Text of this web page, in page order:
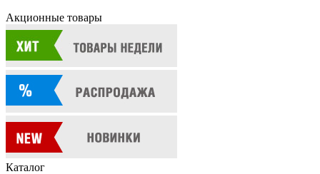
Акционные товары
Каталог